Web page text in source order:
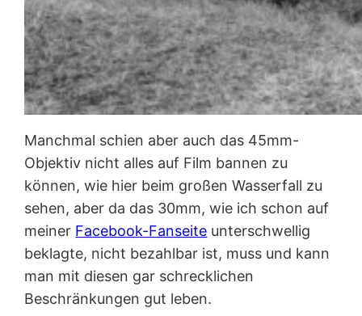
Manchmal schien aber auch das 45mm-
Objektiv nicht alles auf Film bannen zu
können, wie hier beim großen Wasserfall zu
sehen, aber da das 30mm, wie ich schon auf
meiner Facebook-Fanseite unterschwellig
beklagte, nicht bezahlbar ist, muss und kann
man mit diesen gar schrecklichen
Beschränkungen gut leben.